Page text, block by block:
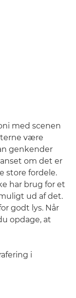
med scenen
være
genkender
om det er
store fordele.
har brug for et
ud af det.
godt lys. Når
opdage, at
i